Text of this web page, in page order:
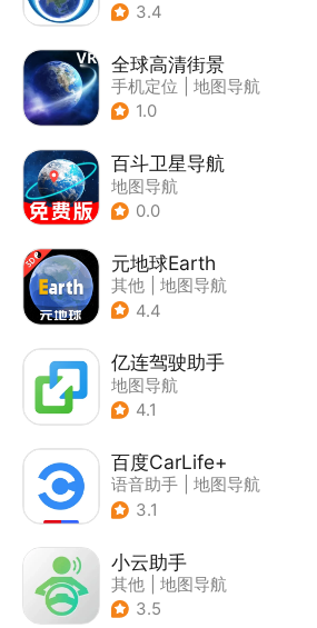
3.4
全球高清街景
手机定位
地图导航
1.0
百斗卫星导航
地图导航
0.0
元地球Earth
其他
地图导航
4.4
亿连驾驶助手
地图导航
4.1
百度CarLife+
语音助手
地图导航
3.1
小云助手
其他
地图导航
3.5